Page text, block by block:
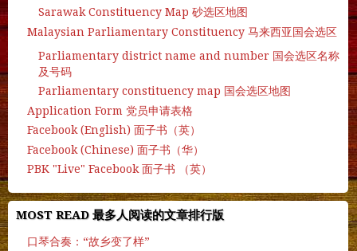
Sarawak Constituency Map 砂选区地图
Malaysian Parliamentary Constituency 马来西亚国会选区
Parliamentary district name and number 国会选区名称
及号码
Parliamentary constituency map 国会选区地图
Application Form 党员申请表格
Facebook (English) 面子书（英）
Facebook (Chinese) 面子书（华）
PBK "Live" Facebook 面子书 （英）
MOST READ 最多人阅读的文章排行版
口琴合奏：“故乡变了样”